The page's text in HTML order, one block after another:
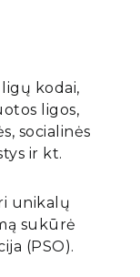
kodai,
ligos,
socialinės
ir kt.
unikalų
sukūrė
(PSO).